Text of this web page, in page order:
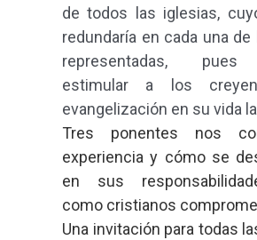
de todos las iglesias,
redundaría en cada una
representadas, pues
estimular a los
evangelización en su vida
Tres ponentes nos
experiencia y cómo se
en sus
como cristianos
Una invitación para todas